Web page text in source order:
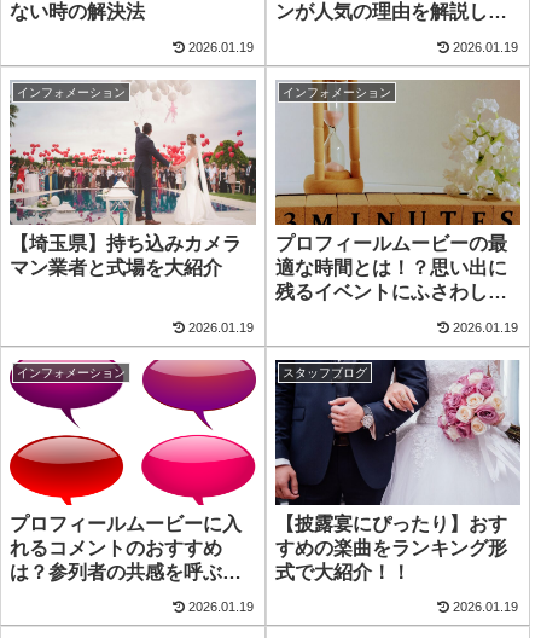
ない時の解決法
2026.01.19
ンが人気の理由を解説しま
2026.01.19
インフォメーション
【埼玉県】持ち込みカメラ
マン業者と式場を大紹介
2026.01.19
インフォメーション
プロフィールムービーの最
適な時間とは！？思い出に
残るイベントにふさわしい
2026.01.19
インフォメーション
プロフィールムービーに入
れるコメントのおすすめ
は？参列者の共感を呼ぶコ
2026.01.19
スタッフブログ
【披露宴にぴったり】おす
すめの楽曲をランキング形
式で大紹介！！
2026.01.19